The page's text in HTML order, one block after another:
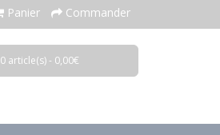
Panier Commander
0 article(s) - 0,00€